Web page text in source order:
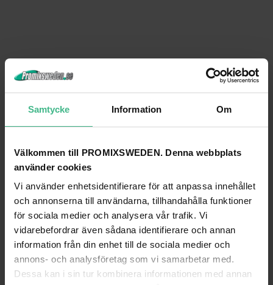
Samtycke Information Om
Välkommen till PROMIXSWEDEN. Denna webbplats
använder cookies
Vi använder enhetsidentifierare för att anpassa innehållet
och annonserna till användarna, tillhandahålla funktioner
för sociala medier och analysera vår trafik. Vi
vidarebefordrar även sådana identifierare och annan
information från din enhet till de sociala medier och
annons- och analysföretag som vi samarbetar med.
Dessa kan i sin tur kombinera informationen med annan